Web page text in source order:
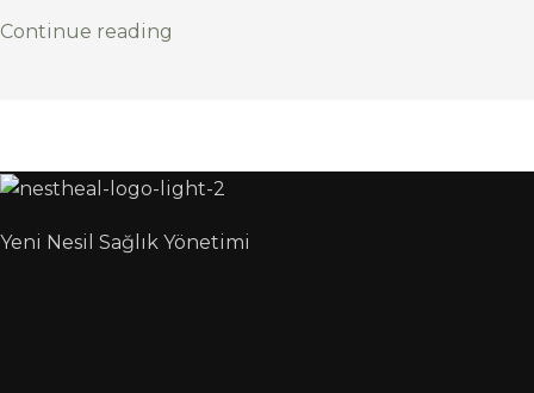
Continue reading
Yeni Nesil Sağlık Yönetimi